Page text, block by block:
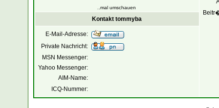
..mal umschauen
Kontakt tommyba
E-Mail-Adresse:
Private Nachricht:
MSN Messenger:
Yahoo Messenger:
AIM-Name:
ICQ-Nummer: